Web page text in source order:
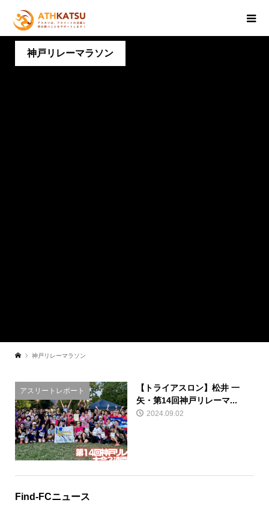
神戸リレーマラソン
神戸リレーマラソン
アスリートレポート
【トライアスロン】松井 一
矢・第14回神戸リレーマ...
2024.09.02
Find-FCニュース